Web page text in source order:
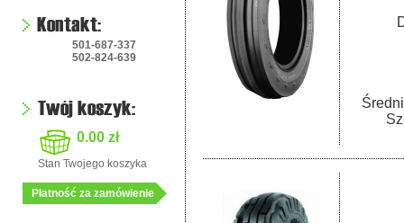
501-687-337
502-824-639
0.00 zł
Stan Twojego koszyka
Płatność za zamówienie